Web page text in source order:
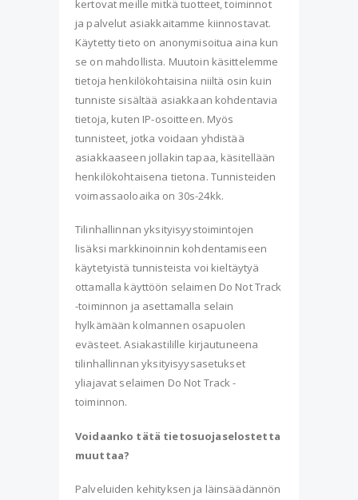
kertovat meille mitkä tuotteet, toiminnot
ja palvelut asiakkaitamme kiinnostavat.
Käytetty tieto on anonymisoitua aina kun
se on mahdollista. Muutoin käsittelemme
tietoja henkilökohtaisina niiltä osin kuin
tunniste sisältää asiakkaan kohdentavia
tietoja, kuten IP-osoitteen. Myös
tunnisteet, jotka voidaan yhdistää
asiakkaaseen jollakin tapaa, käsitellään
henkilökohtaisena tietona. Tunnisteiden
voimassaoloaika on 30s-24kk.
Tilinhallinnan yksityisyystoimintojen
lisäksi markkinoinnin kohdentamiseen
käytetyistä tunnisteista voi kieltäytyä
ottamalla käyttöön selaimen Do Not Track
-toiminnon ja asettamalla selain
hylkämään kolmannen osapuolen
evästeet. Asiakastilille kirjautuneena
tilinhallinnan yksityisyysasetukset
yliajavat selaimen Do Not Track -
toiminnon.
Voidaanko tätä tietosuojaselostetta
muuttaa?
Palveluiden kehityksen ja läinsäädännön